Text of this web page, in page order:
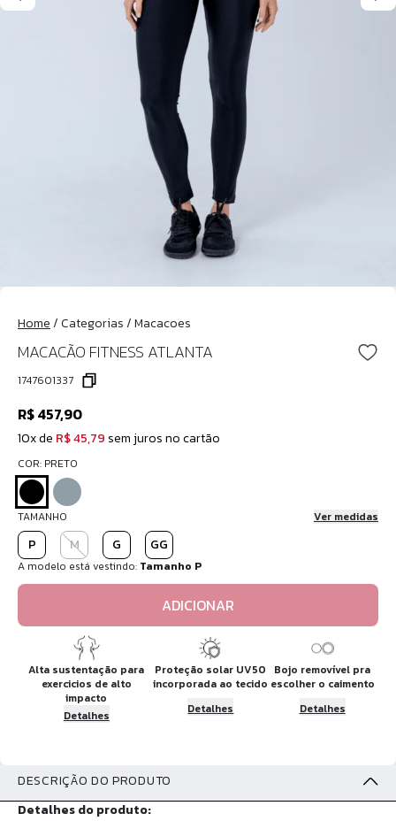
Home/Categorias/Macacoes
MACACÃO FITNESS ATLANTA
1747601337
R$ 457,90
10x de R$ 45,79 sem juros no cartão
COR: PRETO
TAMANHO Ver medidas
P M G GG
A modelo está vestindo: Tamanho P
ADICIONAR
Alta sustentação para
exercicios de alto
impacto
Detalhes
Proteção solar UV50
incorporada ao tecido
Detalhes
Bojo removível pra
escolher o caimento
Detalhes
DESCRIÇÃO DO PRODUTO
Detalhes do produto: